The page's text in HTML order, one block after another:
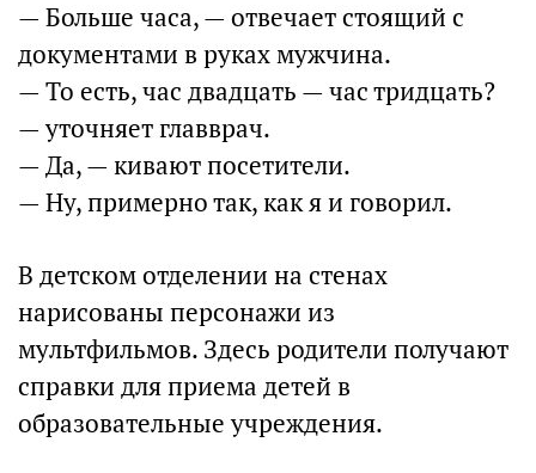
— Больше часа, — отвечает стоящий с
документами в руках мужчина.
— То есть, час двадцать — час тридцать?
— уточняет главврач.
— Да, — кивают посетители.
— Ну, примерно так, как я и говорил.
В детском отделении на стенах
нарисованы персонажи из
мультфильмов. Здесь родители получают
справки для приема детей в
образовательные учреждения.